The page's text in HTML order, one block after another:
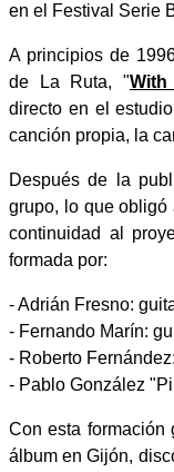
en el Festival Serie
A principios de
de La Ruta, "
directo en el
canción propia, la
Después de la
grupo, lo que obligó
continuidad al
formada por:
- Adrián Fresno:
- Fernando Marín:
- Roberto
- Pablo González
Con esta formación
álbum en Gijón,